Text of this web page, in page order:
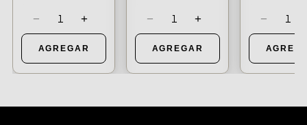
− 1 +
AGREGAR
− 1 +
AGREGAR
− 1